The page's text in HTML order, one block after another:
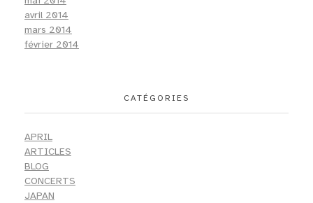
avril 2014
mars 2014
février 2014
CATÉGORIES
APRIL
ARTICLES
BLOG
CONCERTS
JAPAN